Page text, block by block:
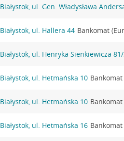
Białystok, ul. Gen. Władysława
Białystok, ul. Hallera 44 Bankomat
Białystok, ul. Henryka Sienkiewicza
Białystok, ul. Hetmańska 10
Białystok, ul. Hetmańska 10
Białystok, ul. Hetmańska 16